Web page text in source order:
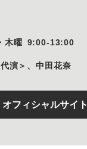
木曜 9:00-13:00
演＞、中田花奈
オフィシャルサイト